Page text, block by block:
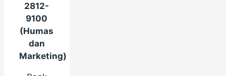
2812-
9100
(Humas
dan
Marketing)